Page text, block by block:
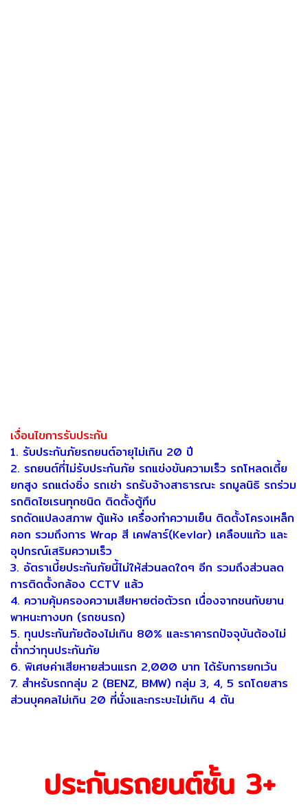
เงื่อนไขการรับประกัน
1. รับประกันภัยรถยนต์อายุไม่เกิน 20 ปี
2. รถยนต์ที่ไม่รับประกันภัย รถแข่งขันความเร็ว รถโหลดเตี้ย
ยกสูง รถแต่งซิ่ง รถเช่า รถรับจ้างสาธารณะ รถมูลนิธิ รถร่วม
รถติดไซเรนทุกชนิด ติดตั้งตู้ทึบ
รถดัดแปลงสภาพ ตู้แห้ง เครื่องทำความเย็น ติดตั้งโครงเหล็ก
คอก รวมถึงการ Wrap สี เคฟลาร์(Kevlar) เคลือบแก้ว และ
อุปกรณ์เสริมความเร็ว
3. อัตราเบี้ยประกันภัยนี้ไม่ให้ส่วนลดใดๆ อีก รวมถึงส่วนลด
การติดตั้งกล้อง CCTV แล้ว
4. ความคุ้มครองความเสียหายต่อตัวรถ เนื่องจากชนกับยาน
พาหนะทางบก (รถชนรถ)
5. ทุนประกันภัยต้องไม่เกิน 80% และราคารถปัจจุบันต้องไม่
ต่ํากว่าทุนประกันภัย
6. พิเศษค่าเสียหายส่วนแรก 2,000 บาท ได้รับการยกเว้น
7. สําหรับรถกลุ่ม 2 (BENZ, BMW) กลุ่ม 3, 4, 5 รถโดยสาร
ส่วนบุคคลไม่เกิน 20 ที่นั่งและกระบะไม่เกิน 4 ตัน
ประกันรถยนต์ชั้น 3+